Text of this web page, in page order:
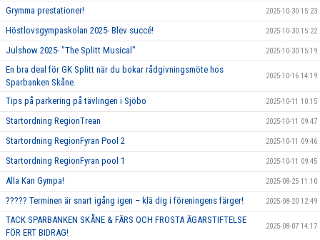
Grymma prestationer! 2025-10-30 15:23
Höstlovsgympaskolan 2025- Blev succé! 2025-10-30 15:22
Julshow 2025- "The Splitt Musical" 2025-10-30 15:19
En bra deal för GK Splitt när du bokar rådgivningsmöte hos
Sparbanken Skåne.
2025-10-16 14:19
Tips på parkering på tävlingen i Sjöbo 2025-10-11 10:15
Startordning RegionTrean 2025-10-11 09:47
Startordning RegionFyran Pool 2 2025-10-11 09:46
Startordning RegionFyran pool 1 2025-10-11 09:45
Alla Kan Gympa! 2025-08-25 11:10
????? Terminen är snart igång igen – klä dig i föreningens färger! 2025-08-20 12:49
TACK SPARBANKEN SKÅNE & FÄRS OCH FROSTA ÄGARSTIFTELSE
FÖR ERT BIDRAG!
2025-08-07 14:17